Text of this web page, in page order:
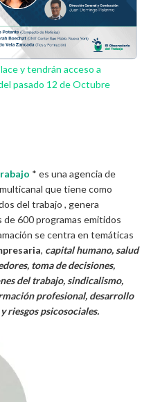
y tendrán acceso a
pasado 12 de Octubre
* es una agencia de
que tiene como
del trabajo , genera
600 programas emitidos
se centra en temáticas
, capital humano, salud
toma de decisiones,
del trabajo, sindicalismo,
profesional, desarrollo
riesgos psicosociales.